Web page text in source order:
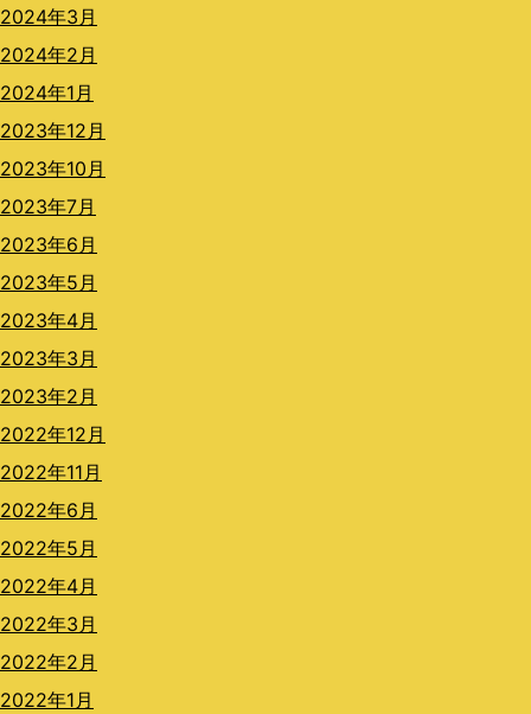
2024年3月
2024年2月
2024年1月
2023年12月
2023年10月
2023年7月
2023年6月
2023年5月
2023年4月
2023年3月
2023年2月
2022年12月
2022年11月
2022年6月
2022年5月
2022年4月
2022年3月
2022年2月
2022年1月